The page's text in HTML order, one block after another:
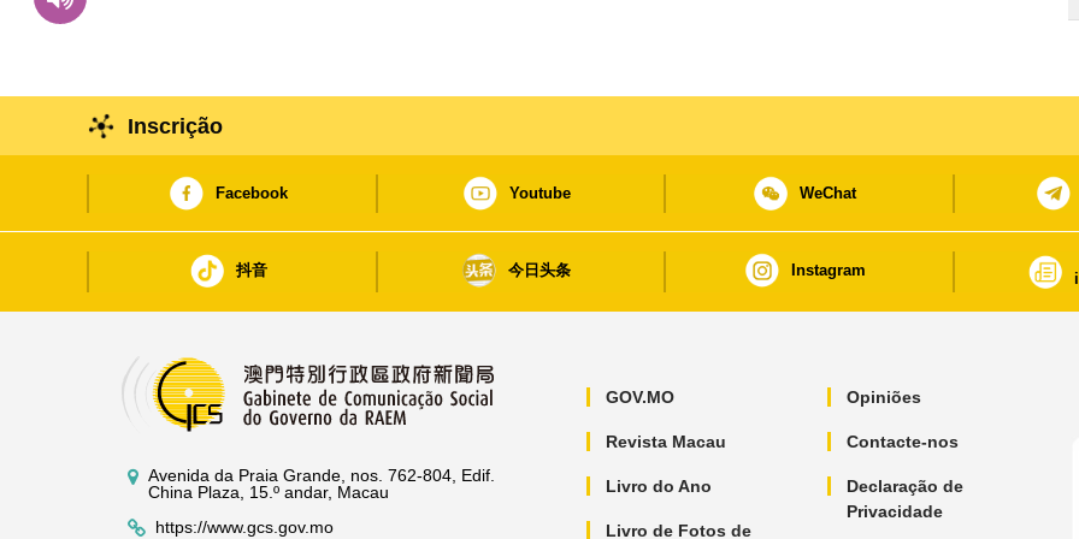
Inscrição
Facebook Youtube WeChat
抖音 今日头条 Instagram
Avenida da Praia Grande, nos. 762-804, Edif.
China Plaza, 15.º andar, Macau
https://www.gcs.gov.mo
GOV.MO
Revista Macau
Livro do Ano
Livro de Fotos de
Opiniões
Contacte-nos
Declaração de
Privacidade